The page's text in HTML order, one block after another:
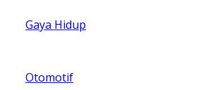
Gaya Hidup
Otomotif